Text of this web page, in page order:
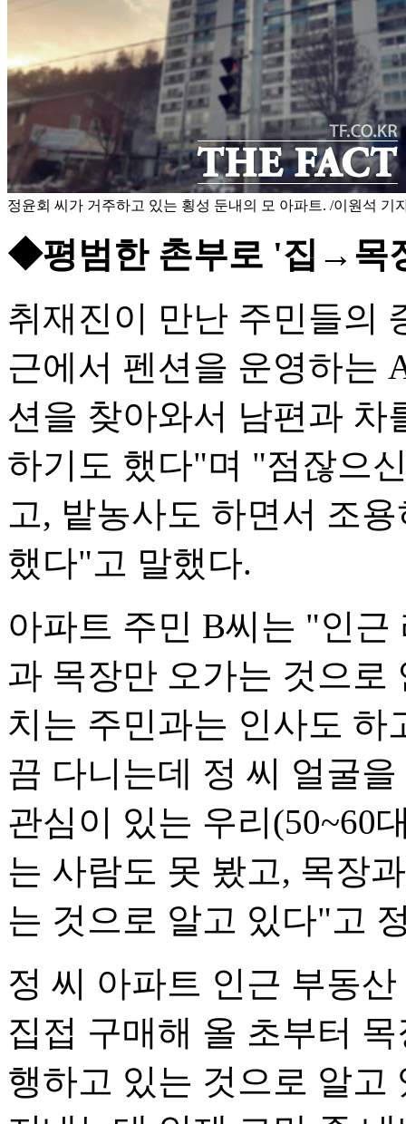
정윤회 씨가 거주하고 있는 횡성 둔내의 모 아파트. /이원석 기
◆평범한 촌부로 '집→목
취재진이 만난 주민들의
근에서 펜션을 운영하는
션을 찾아와서 남편과 차
하기도 했다"며 "점잖으
고, 밭농사도 하면서 조
했다"고 말했다.
아파트 주민 B씨는 "인
과 목장만 오가는 것으로
치는 주민과는 인사도
끔 다니는데 정 씨 얼굴
관심이 있는 우리(50~60
는 사람도 못 봤고, 목장
는 것으로 알고 있다"고
정 씨 아파트 인근 부동
집접 구매해 올 초부터
행하고 있는 것으로 알